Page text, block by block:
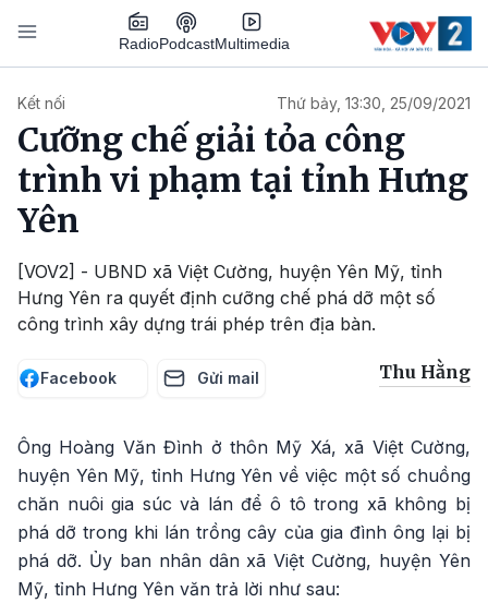
Nhảy đến nội dung
RadioPodcastMultimedia
Kết nối Thứ bảy, 13:30, 25/09/2021
Cưỡng chế giải tỏa công
trình vi phạm tại tỉnh Hưng
Yên
[VOV2] - UBND xã Việt Cường, huyện Yên Mỹ, tỉnh
Hưng Yên ra quyết định cưỡng chế phá dỡ một số
công trình xây dựng trái phép trên địa bàn.
Facebook Gửi mail Thu Hằng
Ông Hoàng Văn Đình ở thôn Mỹ Xá, xã Việt Cường,
huyện Yên Mỹ, tỉnh Hưng Yên về việc một số chuồng
chăn nuôi gia súc và lán để ô tô trong xã không bị
phá dỡ trong khi lán trồng cây của gia đình ông lại bị
phá dỡ. Ủy ban nhân dân xã Việt Cường, huyện Yên
Mỹ, tỉnh Hưng Yên văn trả lời như sau: